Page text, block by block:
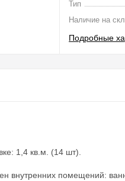
Тип
Наличие на
Подробные
1,4 кв.м. (14 шт).
внутренних помещений: